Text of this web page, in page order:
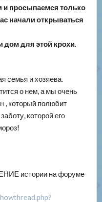
просыпаемся только
начали открываться
дом для этой крохи.
семья и хозяева.
о нем, а мы очень
, который полюбит
которой его
истории на форуме